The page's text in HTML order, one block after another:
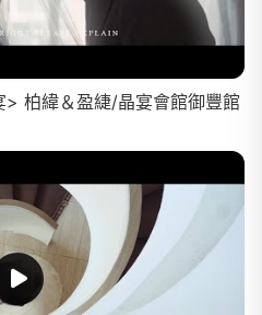
柏緯＆盈緁/晶宴會館御豐館